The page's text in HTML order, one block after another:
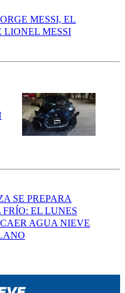
MESSI, EL
LIONEL MESSI
SE PREPARA
FRÍO: EL LUNES
AGUA NIEVE